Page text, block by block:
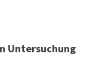
Untersuchung